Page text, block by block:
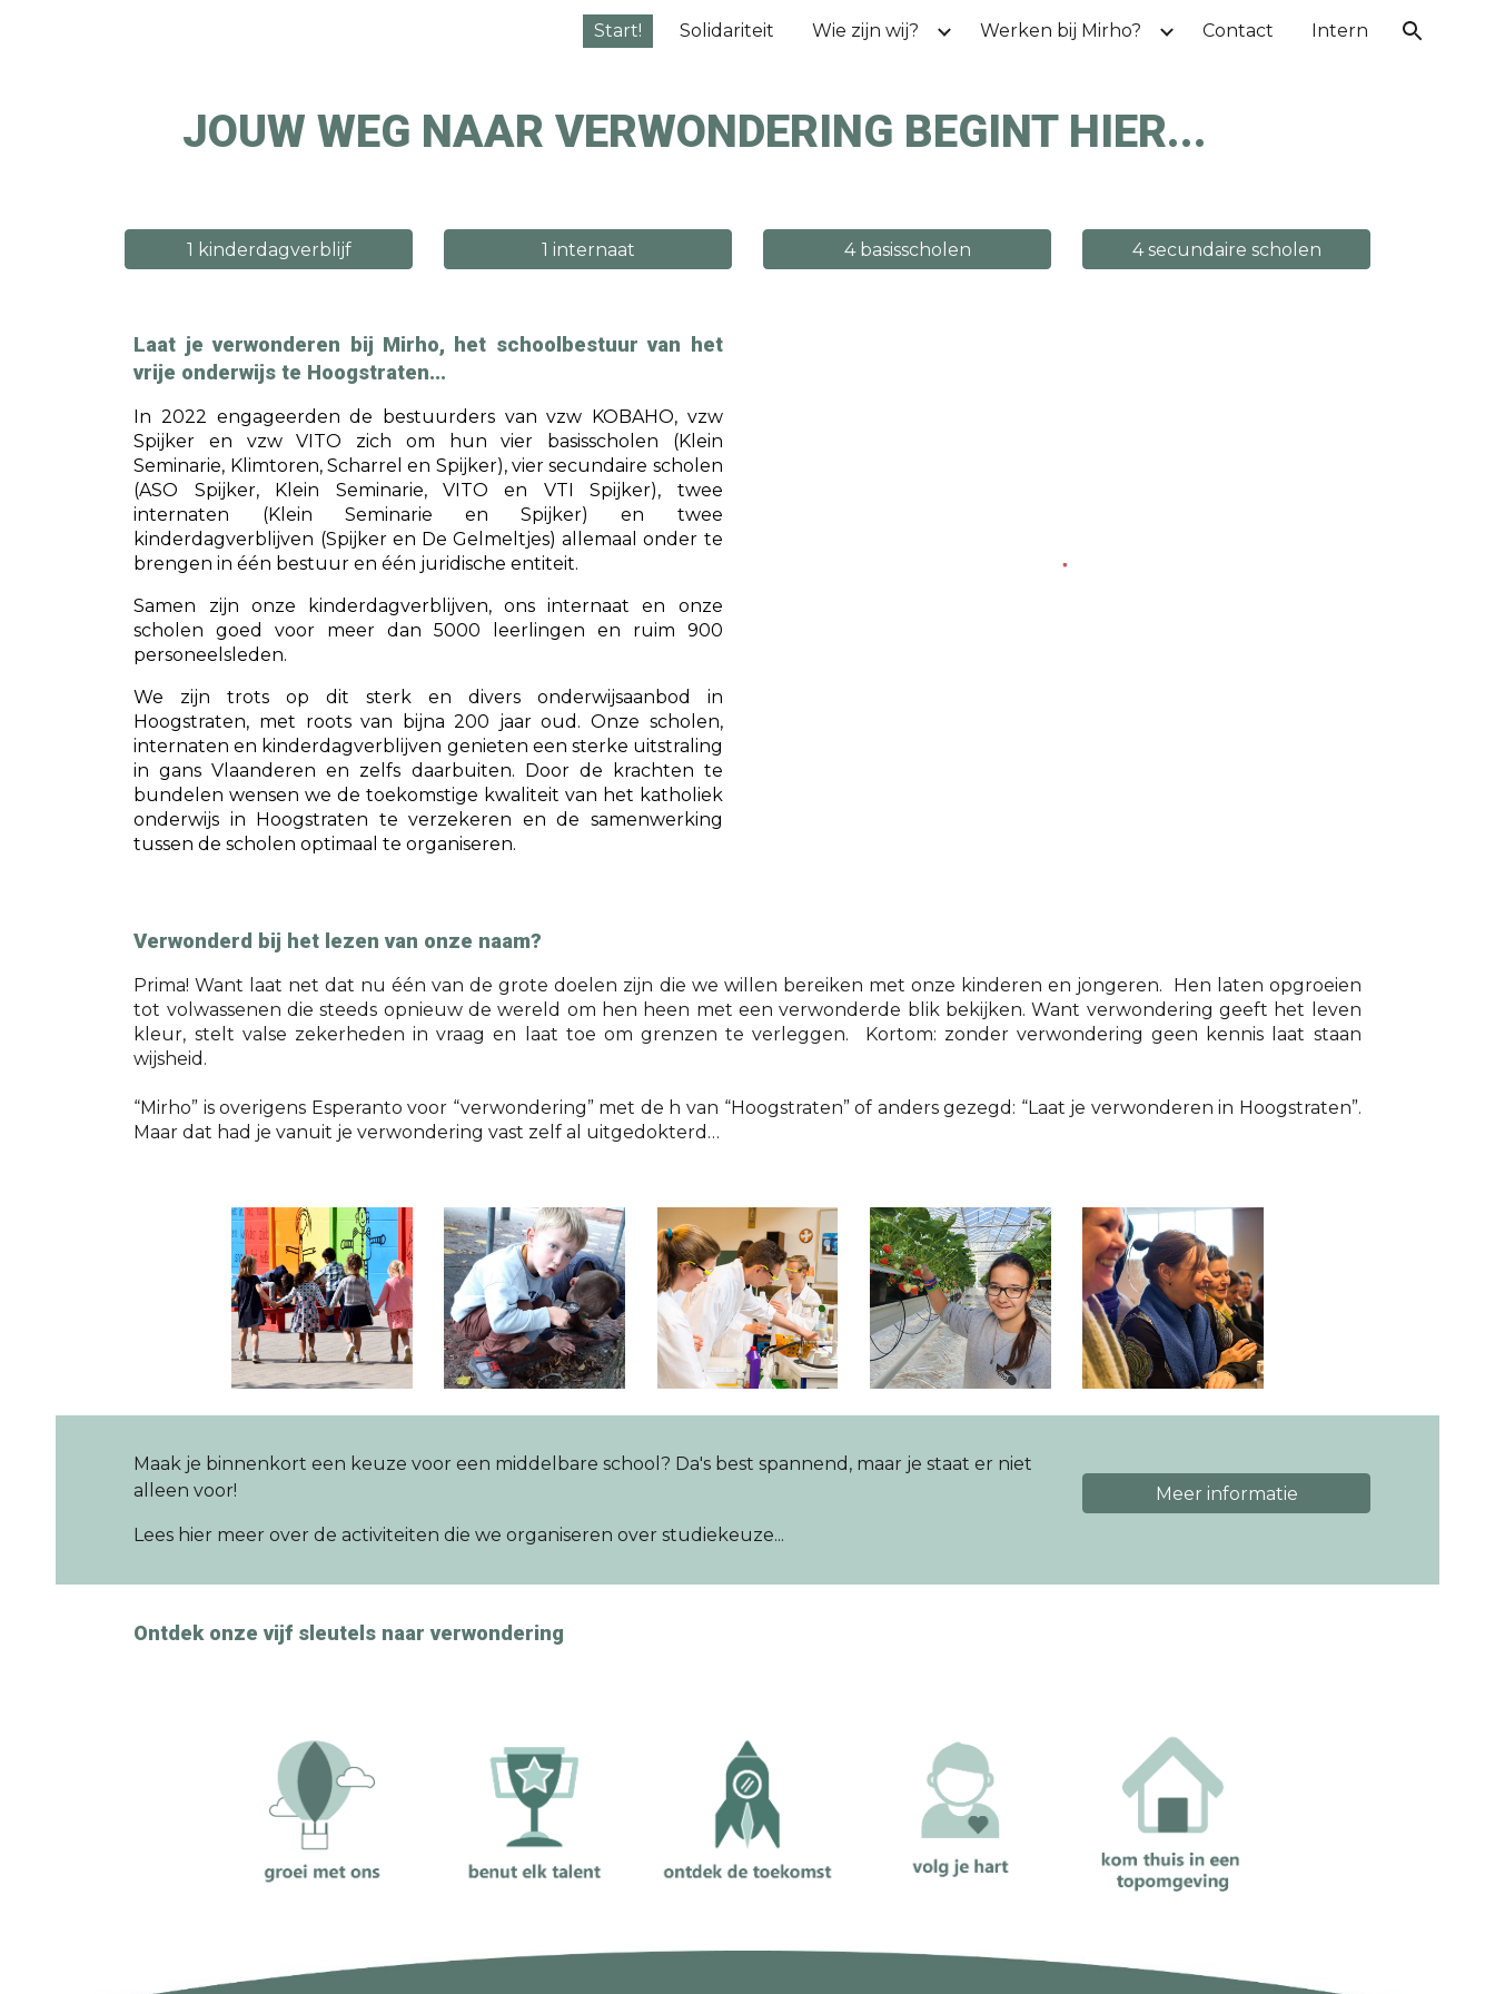
Skip to main content Skip to navigation
Start! Solidariteit Wie zijn wij? Werken bij Mirho? Contact Intern
JOUW WEG NAAR VERWONDERING BEGINT HIER...
1 kinderdagverblijf 1 internaat 4 basisscholen 4 secundaire scholen
Laat je verwonderen bij Mirho, het schoolbestuur van het
vrije onderwijs te Hoogstraten...
In 2022 engageerden de bestuurders van vzw KOBAHO, vzw
Spijker en vzw VITO zich om hun vier basisscholen (Klein
Seminarie, Klimtoren, Scharrel en Spijker), vier secundaire scholen
(ASO Spijker, Klein Seminarie, VITO en VTI Spijker), twee
internaten (Klein Seminarie en Spijker) en twee
kinderdagverblijven (Spijker en De Gelmeltjes) allemaal onder te
brengen in één bestuur en één juridische entiteit.
Samen zijn onze kinderdagverblijven, ons internaat en onze
scholen goed voor meer dan 5000 leerlingen en ruim 900
personeelsleden.
We zijn trots op dit sterk en divers onderwijsaanbod in
Hoogstraten, met roots van bijna 200 jaar oud. Onze scholen,
internaten en kinderdagverblijven genieten een sterke uitstraling
in gans Vlaanderen en zelfs daarbuiten. Door de krachten te
bundelen wensen we de toekomstige kwaliteit van het katholiek
onderwijs in Hoogstraten te verzekeren en de samenwerking
tussen de scholen optimaal te organiseren.
Verwonderd bij het lezen van onze naam?
Prima! Want laat net dat nu één van de grote doelen zijn die we willen bereiken met onze kinderen en jongeren. Hen laten opgroeien
tot volwassenen die steeds opnieuw de wereld om hen heen met een verwonderde blik bekijken. Want verwondering geeft het leven
kleur, stelt valse zekerheden in vraag en laat toe om grenzen te verleggen. Kortom: zonder verwondering geen kennis laat staan
wijsheid.
“Mirho” is overigens Esperanto voor “verwondering” met de h van “Hoogstraten” of anders gezegd: “Laat je verwonderen in Hoogstraten”.
Maar dat had je vanuit je verwondering vast zelf al uitgedokterd…
Maak je binnenkort een keuze voor een middelbare school? Da's best spannend, maar je staat er niet
alleen voor!
Lees hier meer over de activiteiten die we organiseren over studiekeuze...
Meer informatie
Ontdek onze vijf sleutels naar verwondering